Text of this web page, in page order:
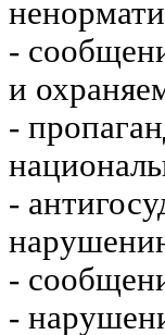
-
и
-
-
-
-